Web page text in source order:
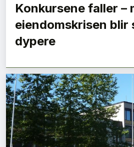
Konkursene faller –
eiendomskrisen blir
dypere